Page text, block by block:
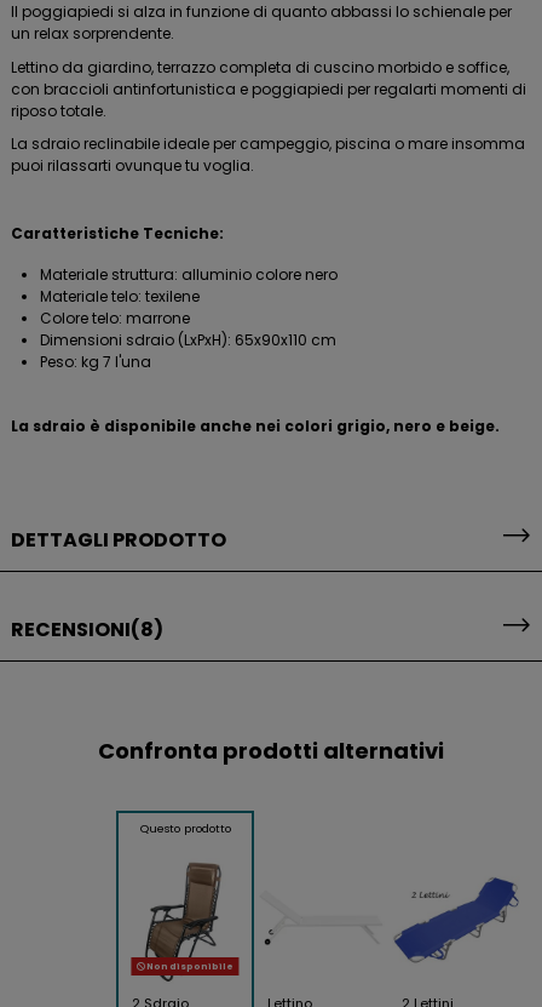
Il poggiapiedi si alza in funzione di quanto abbassi lo schienale per
un relax sorprendente.
Lettino da giardino, terrazzo completa di cuscino morbido e soffice,
con braccioli antinfortunistica e poggiapiedi per regalarti momenti di
riposo totale.
La sdraio reclinabile ideale per campeggio, piscina o mare insomma
puoi rilassarti ovunque tu voglia.
Caratteristiche Tecniche:
Materiale struttura: alluminio colore nero
Materiale telo: texilene
Colore telo: marrone
Dimensioni sdraio (LxPxH): 65x90x110 cm
Peso: kg 7 l'una
La sdraio è disponibile anche nei colori grigio, nero e beige.
DETTAGLI PRODOTTO
RECENSIONI(8)
Confronta prodotti alternativi
Questo prodotto
Non disponibile
2 Sdraio Lettino 2 Lettini